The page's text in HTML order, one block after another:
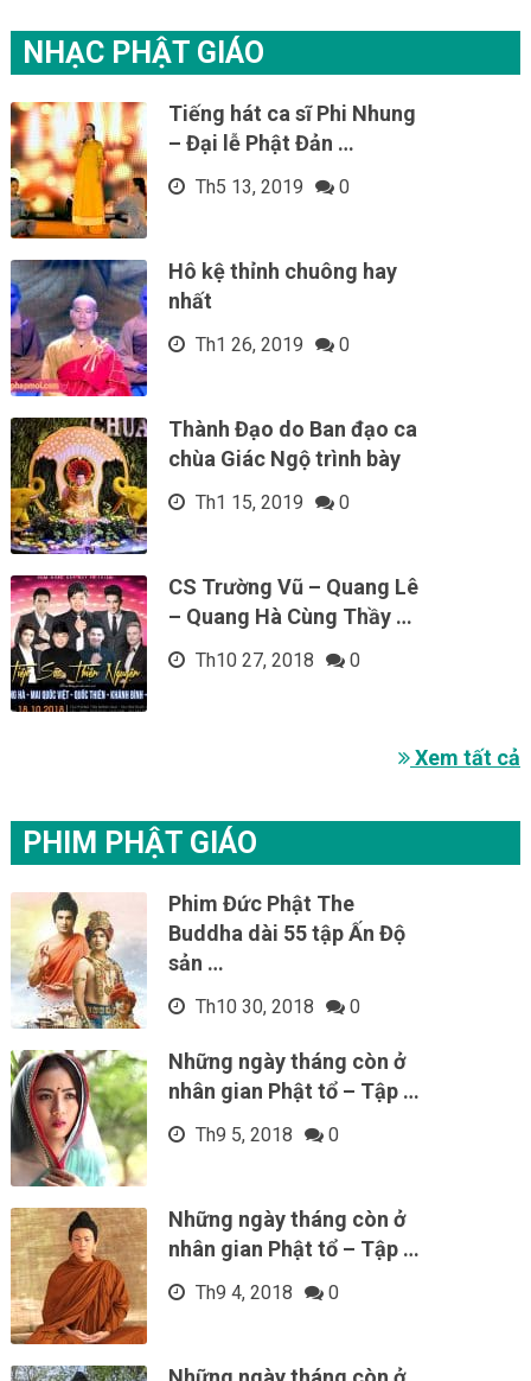
NHẠC PHẬT GIÁO
Tiếng hát ca sĩ Phi Nhung
– Đại lễ Phật Đản …
Th5 13, 2019 0
Hô kệ thỉnh chuông hay
nhất
Th1 26, 2019 0
Thành Đạo do Ban đạo ca
chùa Giác Ngộ trình bày
Th1 15, 2019 0
CS Trường Vũ – Quang Lê
– Quang Hà Cùng Thầy …
Th10 27, 2018 0
Xem tất cả
PHIM PHẬT GIÁO
Phim Đức Phật The
Buddha dài 55 tập Ấn Độ
sản …
Th10 30, 2018 0
Những ngày tháng còn ở
nhân gian Phật tổ – Tập …
Th9 5, 2018 0
Những ngày tháng còn ở
nhân gian Phật tổ – Tập …
Th9 4, 2018 0